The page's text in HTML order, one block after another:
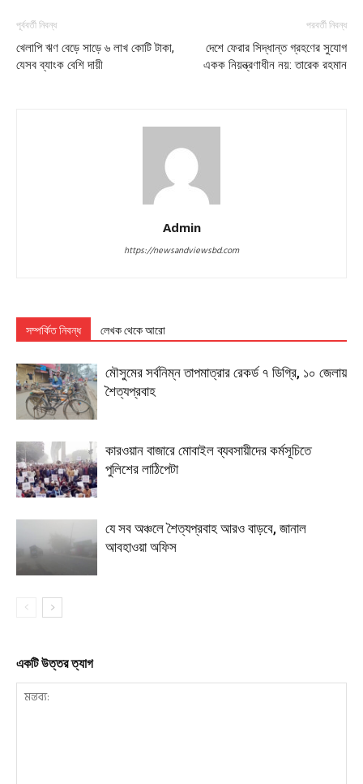
পূর্ববর্তী নিবন্ধ
খেলাপি ঋণ বেড়ে সাড়ে ৬ লাখ কোটি টাকা,
যেসব ব্যাংক বেশি দায়ী
পরবর্তী নিবন্ধ
দেশে ফেরার সিদ্ধান্ত গ্রহণের সুযোগ
একক নিয়ন্ত্রণাধীন নয়: তারেক রহমান
Admin
https://newsandviewsbd.com
সম্পর্কিত নিবন্ধ লেখক থেকে আরো
মৌসুমের সর্বনিম্ন তাপমাত্রার রেকর্ড ৭ ডিগ্রি, ১০ জেলায়
শৈত্যপ্রবাহ
কারওয়ান বাজারে মোবাইল ব্যবসায়ীদের কর্মসূচিতে
পুলিশের লাঠিপেটা
যে সব অঞ্চলে শৈত্যপ্রবাহ আরও বাড়বে, জানাল
আবহাওয়া অফিস
একটি উত্তর ত্যাগ